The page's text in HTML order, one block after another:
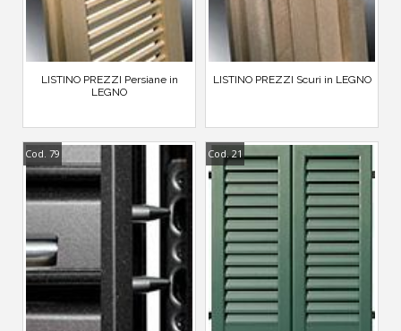
LISTINO PREZZI Persiane in
LEGNO
LISTINO PREZZI Scuri in LEGNO
Cod. 79 Cod. 21